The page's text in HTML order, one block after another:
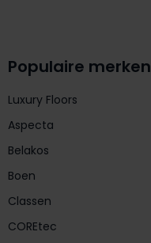
Populaire merken
Luxury Floors
Aspecta
Belakos
Boen
Classen
COREtec